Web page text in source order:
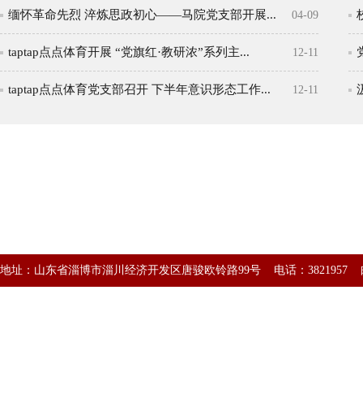
缅怀革命先烈 淬炼思政初心——马院党支部开展... 04-09
taptap点点体育开展 “党旗红·教研浓”系列主... 12-11
taptap点点体育党支部召开 下半年意识形态工作... 12-11
地址：山东省淄博市淄川经济开发区唐骏欧铃路99号 电话：3821957